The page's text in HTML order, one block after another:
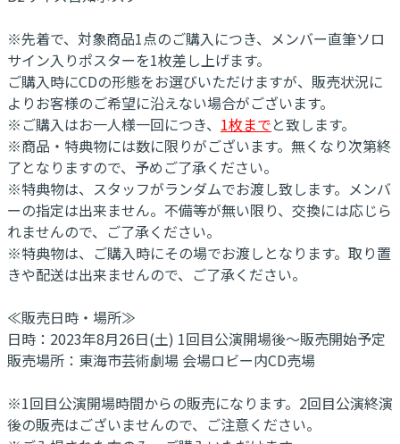
※先着で、対象商品1点のご購入につき、メンバー直筆ソロ
サイン入りポスターを1枚差し上げます。
ご購入時にCDの形態をお選びいただけますが、販売状況に
よりお客様のご希望に沿えない場合がございます。
※ご購入はお一人様一回につき、 1枚までと致します。
※商品・特典物には数に限りがございます。無くなり次第終
了となりますので、予めご了承ください。
※特典物は、スタッフがランダムでお渡し致します。メンバ
ーの指定は出来ません。不備等が無い限り、交換には応じら
れませんので、ご了承ください。
※特典物は、ご購入時にその場でお渡しとなります。取り置
きや配送は出来ませんので、ご了承ください。
≪販売日時・場所≫
日時：2023年8月26日(土) 1回目公演開場後～販売開始予定
販売場所：東海市芸術劇場 会場ロビー内CD売場
※1回目公演開場時間からの販売になります。2回目公演終演
後の販売はございませんので、ご注意ください。